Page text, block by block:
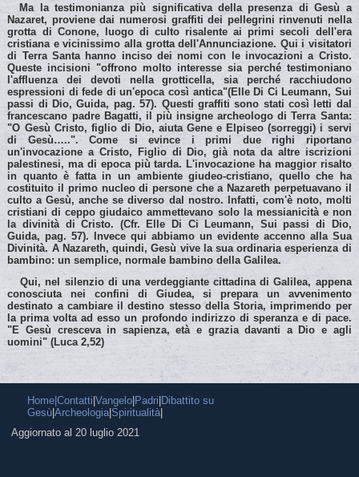
Ma la testimonianza più significativa della presenza di Gesù a
Nazaret, proviene dai numerosi graffiti dei pellegrini rinvenuti nella
grotta di Conone, luogo di culto risalente ai primi secoli dell'era
cristiana e vicinissimo alla grotta dell'Annunciazione. Qui i visitatori
di Terra Santa hanno inciso dei nomi con le invocazioni a Cristo.
Queste incisioni "offrono molto interesse sia perché testimoniano
l'affluenza dei devoti nella grotticella, sia perché racchiudono
espressioni di fede di un'epoca così antica"(Elle Di Ci Leumann, Sui
passi di Dio, Guida, pag. 57). Questi graffiti sono stati così letti dal
francescano padre Bagatti, il più insigne archeologo di Terra Santa:
"O Gesù Cristo, figlio di Dio, aiuta Gene e Elpiseo (sorreggi) i servi
di Gesù…..". Come si evince i primi due righi riportano
un'invocazione a Cristo, Figlio di Dio, già nota da altre iscrizioni
palestinesi, ma di epoca più tarda. L'invocazione ha maggior risalto
in quanto è fatta in un ambiente giudeo-cristiano, quello che ha
costituito il primo nucleo di persone che a Nazareth perpetuavano il
culto a Gesù, anche se diverso dal nostro. Infatti, com'è noto, molti
cristiani di ceppo giudaico ammettevano solo la messianicità e non
la divinità di Cristo. (Cfr. Elle Di Ci Leumann, Sui passi di Dio,
Guida, pag. 57). Invece qui abbiamo un evidente accenno alla Sua
Divinità. A Nazareth, quindi, Gesù vive la sua ordinaria esperienza di
bambino: un semplice, normale bambino della Galilea.
Qui, nel silenzio di una verdeggiante cittadina di Galilea, appena
conosciuta nei confini di Giudea, si prepara un avvenimento
destinato a cambiare il destino stesso della Storia, imprimendo per
la prima volta ad esso un profondo indirizzo di speranza e di pace.
"E Gesù cresceva in sapienza, età e grazia davanti a Dio e agli
uomini" (Luca 2,52)
Home|Contatti|Vangelo|Padri|Dibattito su
Gesù|Archeologia|Spiritualità|
Aggiornato al 20 luglio 2021